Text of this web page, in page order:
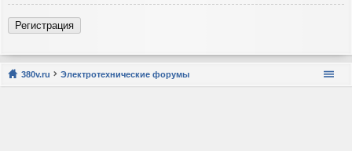
Регистрация
380v.ru Электротехнические форумы